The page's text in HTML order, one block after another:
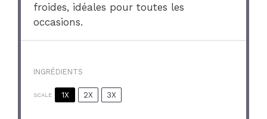
froides, idéales pour toutes les
occasions.
INGRÉDIENTS
SCALE 1X 2X 3X